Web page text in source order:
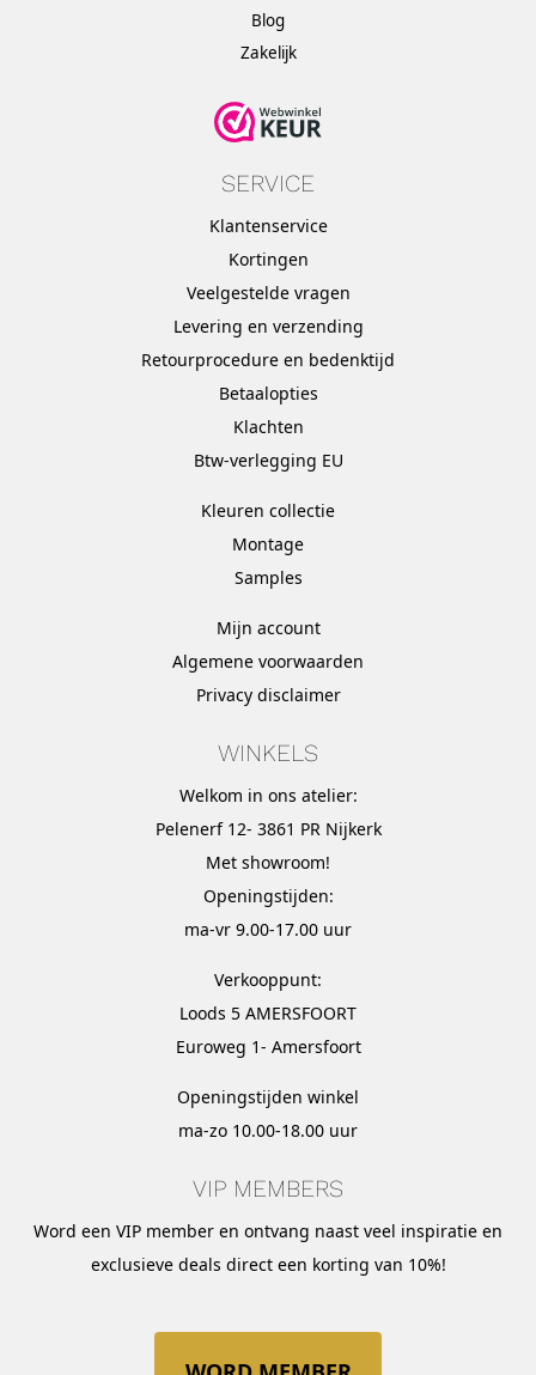
Blog
Zakelijk
SERVICE
Klantenservice
Kortingen
Veelgestelde vragen
Levering en verzending
Retourprocedure en bedenktijd
Betaalopties
Klachten
Btw-verlegging EU
Kleuren collectie
Montage
Samples
Mijn account
Algemene voorwaarden
Privacy disclaimer
WINKELS
Welkom in ons atelier:
Pelenerf 12- 3861 PR Nijkerk
Met showroom!
Openingstijden:
ma-vr 9.00-17.00 uur
Verkooppunt:
Loods 5 AMERSFOORT
Euroweg 1- Amersfoort
Openingstijden winkel
ma-zo 10.00-18.00 uur
VIP MEMBERS
Word een VIP member en ontvang naast veel inspiratie en
exclusieve deals direct een korting van 10%!